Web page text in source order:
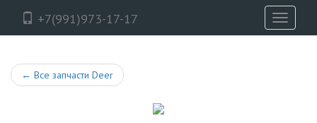
+7(991)973-17-17
Toggle
← Все запчасти Deer